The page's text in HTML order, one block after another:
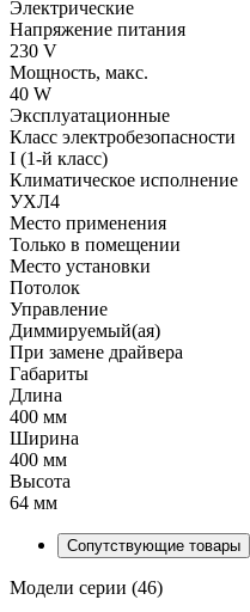
Электрические
Напряжение питания
230 V
Мощность, макс.
40 W
Эксплуатационные
Класс электробезопасности
I (1-й класс)
Климатическое исполнение
УХЛ4
Место применения
Только в помещении
Место установки
Потолок
Управление
Диммируемый(ая)
При замене драйвера
Габариты
Длина
400 мм
Ширина
400 мм
Высота
64 мм
Сопутствующие товары
Модели серии (46)